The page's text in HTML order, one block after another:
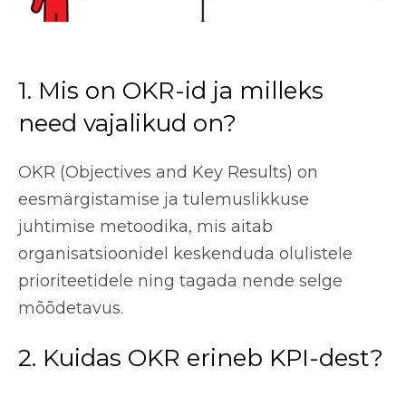
1. Mis on OKR-id ja milleks
need vajalikud on?
OKR (Objectives and Key Results) on
eesmärgistamise ja tulemuslikkuse
juhtimise metoodika, mis aitab
organisatsioonidel keskenduda olulistele
prioriteetidele ning tagada nende selge
mõõdetavus.
2. Kuidas OKR erineb KPI-dest?